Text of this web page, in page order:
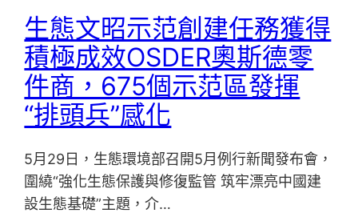
生態文昭示范創建任務獲得
積極成效OSDER奧斯德零
件商，675個示范區發揮
“排頭兵”感化
5月29日，生態環境部召開5月例行新聞發布會，
圍繞“強化生態保護與修復監管 筑牢漂亮中國建
設生態基礎”主題，介…